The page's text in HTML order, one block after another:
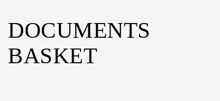
DOCUMENTS
BASKET